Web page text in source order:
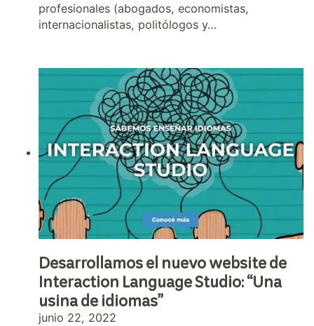
profesionales (abogados, economistas,
internacionalistas, politólogos y…
Desarrollamos el nuevo website de
Interaction Language Studio: “Una
usina de idiomas”
junio 22, 2022